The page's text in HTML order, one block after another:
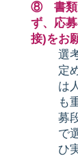
⑧ 書類
ず、応
接)をお
選
定
は
も
募
で
ひ